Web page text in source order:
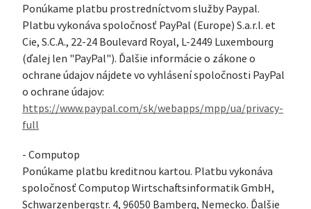
Ponúkame platbu prostredníctvom služby Paypal.
Platbu vykonáva spoločnosť PayPal (Europe) S.a.r.l. et
Cie, S.C.A., 22-24 Boulevard Royal, L-2449 Luxembourg
(ďalej len "PayPal"). Ďalšie informácie o zákone o
ochrane údajov nájdete vo vyhlásení spoločnosti PayPal
o ochrane údajov:
https://www.paypal.com/sk/webapps/mpp/ua/privacy-
full
- Computop
Ponúkame platbu kreditnou kartou. Platbu vykonáva
spoločnosť Computop Wirtschaftsinformatik GmbH,
Schwarzenbergstr. 4, 96050 Bamberg, Nemecko. Ďalšie